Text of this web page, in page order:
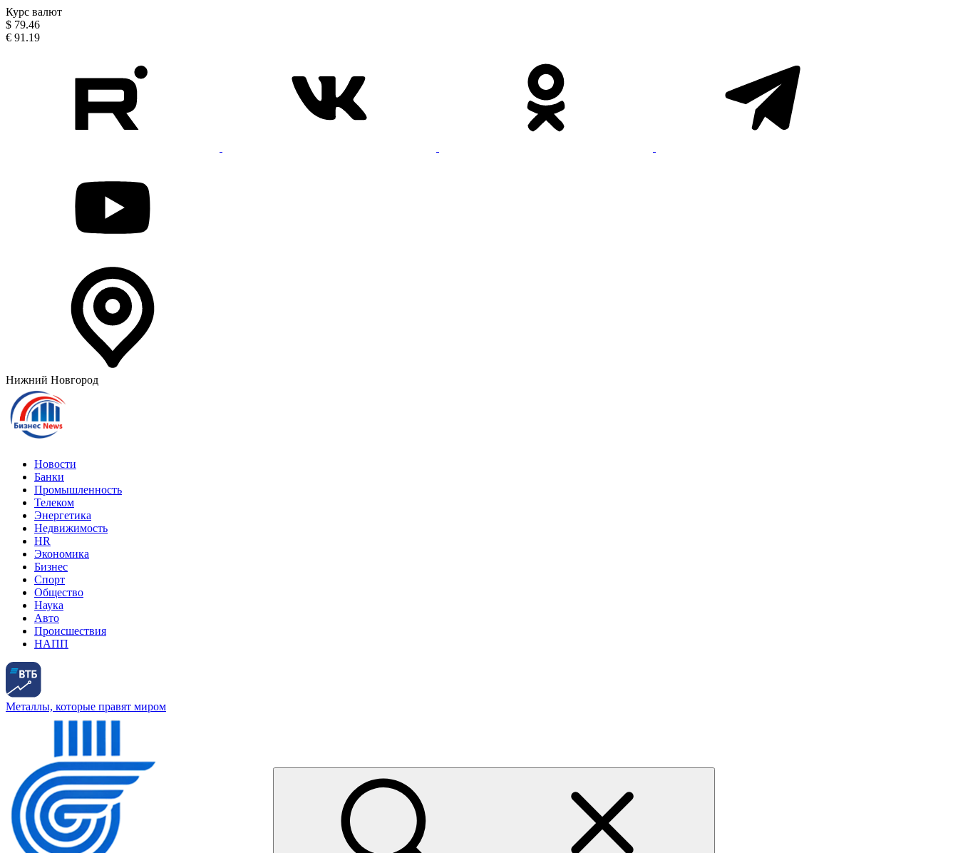
Курс валют
$ 79.46
€ 91.19
Нижний Новгород
Новости
Банки
Промышленность
Телеком
Энергетика
Недвижимость
HR
Экономика
Бизнес
Спорт
Общество
Наука
Авто
Происшествия
НАПП
Металлы, которые правят миром